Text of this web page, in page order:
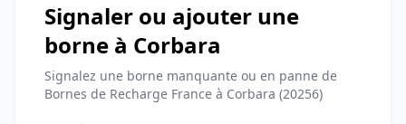
Signaler ou ajouter une
borne à Corbara
Signalez une borne manquante ou en panne de
Bornes de Recharge France à Corbara (20256)